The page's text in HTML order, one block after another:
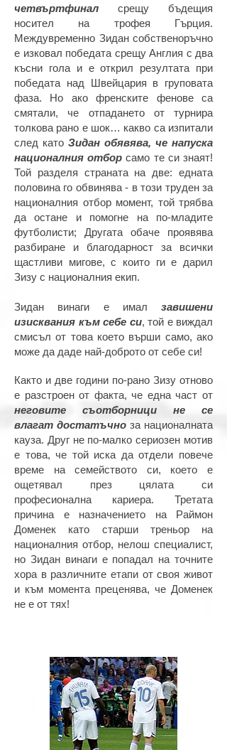
четвъртфинал срещу бъдещия
носител на трофея Гърция.
Междувременно Зидан собственоръчно
е изковал победата срещу Англия с два
късни гола и е открил резултата при
победата над Швейцария в груповата
фаза. Но ако френските фенове са
смятали, че отпадането от турнира
толкова рано е шок… какво са изпитали
след като Зидан обявява, че напуска
националния отбор само те си знаят!
Той разделя страната на две: едната
половина го обвинява - в този труден за
националния отбор момент, той трябва
да остане и помогне на по-младите
футболисти; Другата обаче проявява
разбиране и благодарност за всички
щастливи мигове, с които ги е дарил
Зизу с националния екип.
Зидан винаги е имал завишени
изисквания към себе си, той е виждал
смисъл от това което върши само, ако
може да даде най-доброто от себе си!
Както и две години по-рано Зизу отново
е разстроен от факта, че една част от
неговите съотборници не се
влагат достатъчно за националната
кауза. Друг не по-малко сериозен мотив
е това, че той иска да отдели повече
време на семейството си, което е
ощетявал през цялата си
професионална кариера. Третата
причина е назначението на Раймон
Доменек като старши треньор на
националния отбор, нелош специалист,
но Зидан винаги е попадал на точните
хора в различните етапи от своя живот
и към момента преценява, че Доменек
не е от тях!